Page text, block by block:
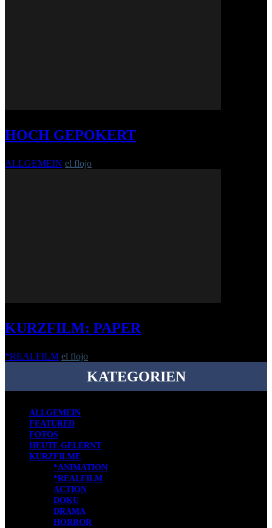
HOCH GEPOKERT
ALLGEMEIN el flojo
KURZFILM: PAPER
*REALFILM el flojo
KATEGORIEN
ALLGEMEIN
FEATURED
FOTOS
HEUTE GELERNT
KURZFILME
*ANIMATION
*REALFILM
ACTION
DOKU
DRAMA
HORROR